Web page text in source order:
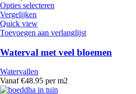
Opties selecteren
Vergelijken
Quick view
Toevoegen aan verlanglijst
Waterval met veel bloemen
Watervallen
Vanaf €48.95 per m2